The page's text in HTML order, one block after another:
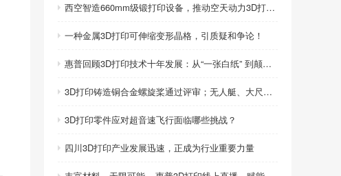
西空智造660mm级锻打印设备，推动空天动力3D打印智造升级
一种金属3D打印可伸缩变形晶格，引质疑和争论！
惠普回顾3D打印技术十年发展：从“一张白纸” 到颠覆性创新
3D打印铸造铜合金螺旋桨通过评审；无人艇、大尺寸热交换器3D打印；人民网报道两家3D打印企业
3D打印零件应对超音速飞行面临哪些挑战？
四川3D打印产业发展迅速，正成为行业重要力量